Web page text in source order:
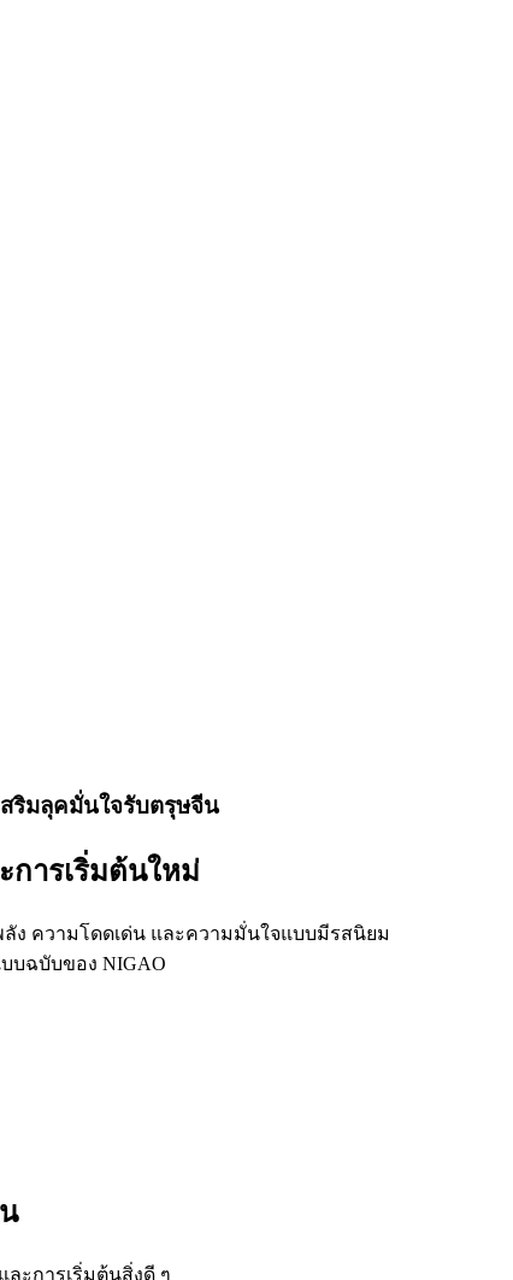
สริมลุคมั่นใจรับตรุษจีน
ารเริ่มต้นใหม่
ลัง ความโดดเด่น และความมั่นใจแบบมีรสนิยม
บฉบับของ NIGAO
ะการเริ่มต้นสิ่งดี ๆ